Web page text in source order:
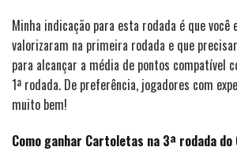
Minha indicação para esta rodada é que você
valorizaram na primeira rodada e que
para alcançar a média de pontos compatível
1ª rodada. De preferência, jogadores com
muito bem!
Como ganhar Cartoletas na 3ª rodada do